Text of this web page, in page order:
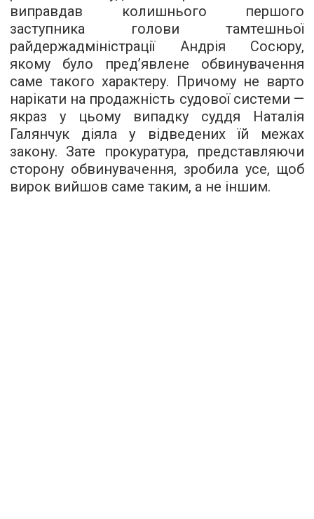
виправдав колишнього першого
заступника голови тамтешньої
райдержадміністрації Андрія Сосюру,
якому було пред’явлене обвинувачення
саме такого характеру. Причому не варто
нарікати на продажність судової системи —
якраз у цьому випадку суддя Наталія
Галянчук діяла у відведених їй межах
закону. Зате прокуратура, представляючи
сторону обвинувачення, зробила усе, щоб
вирок вийшов саме таким, а не іншим.